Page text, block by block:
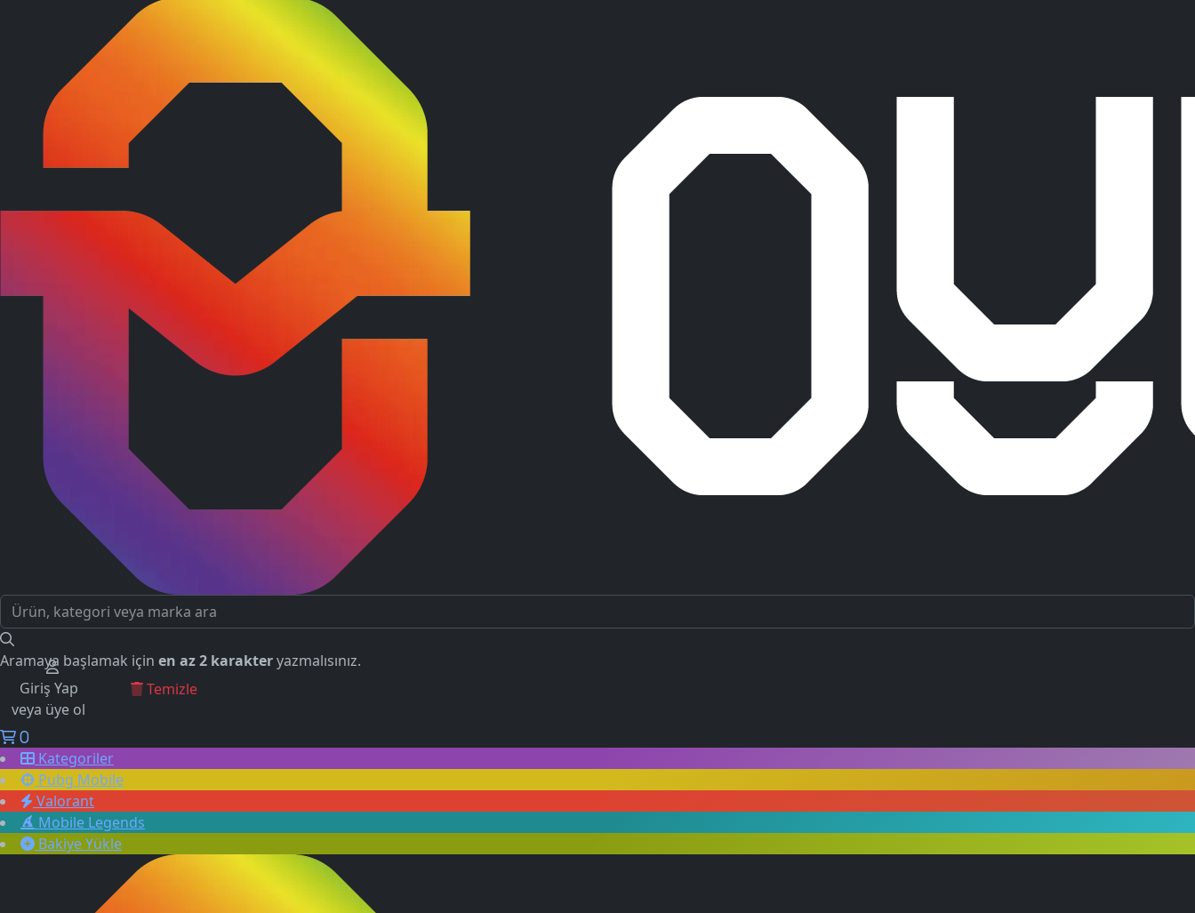
Aramaya başlamak için en az 2 karakteryazmalısınız.
GEÇMİŞ ARAMALAR
Temizle
Giriş Yap
veya üye ol
0
Kategoriler
Pubg Mobile
Valorant
Mobile Legends
Bakiye Yükle